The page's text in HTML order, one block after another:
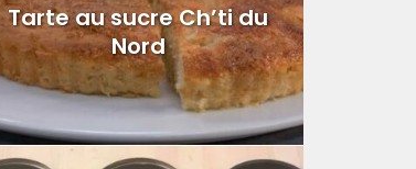
Tarte au sucre Ch’ti du
Nord